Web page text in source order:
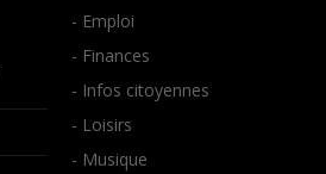
- Emploi
- Finances
- Infos citoyennes
- Loisirs
- Musique